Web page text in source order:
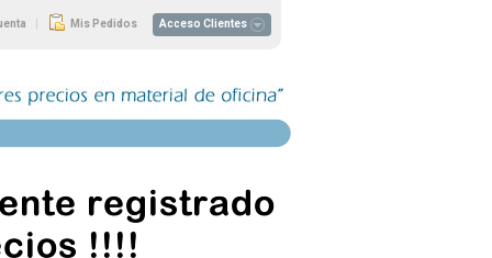
| Mis Pedidos Acceso Clientes